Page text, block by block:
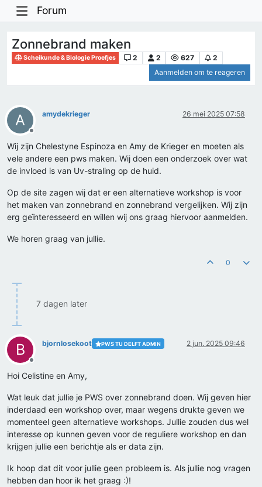
Forum
Zonnebrand maken
Scheikunde & Biologie Proefjes 2 2 627
2
Aanmelden om te reageren
A
Offline
amydekrieger 26 mei 2025 07:58
Wij zijn Chelestyne Espinoza en Amy de Krieger en moeten als
vele andere een pws maken. Wij doen een onderzoek over wat
de invloed is van Uv-straling op de huid.
Op de site zagen wij dat er een alternatieve workshop is voor
het maken van zonnebrand en zonnebrand vergelijken. Wij zijn
erg geïnteresseerd en willen wij ons graag hiervoor aanmelden.
We horen graag van jullie.
0
7 dagen later
B
Offline
bjornlosekoot PWS TU DELFT ADMIN 2 jun. 2025 09:46
Hoi Celistine en Amy,
Wat leuk dat jullie je PWS over zonnebrand doen. Wij geven hier
inderdaad een workshop over, maar wegens drukte geven we
momenteel geen alternatieve workshops. Jullie zouden dus wel
interesse op kunnen geven voor de reguliere workshop en dan
krijgen jullie een berichtje als er data zijn.
Ik hoop dat dit voor jullie geen probleem is. Als jullie nog vragen
hebben dan hoor ik het graag :)!